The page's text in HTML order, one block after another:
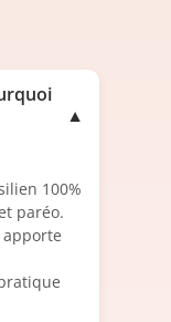
▼
100%
paréo.